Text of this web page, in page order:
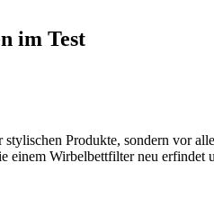
im Test
Produkte, sondern vor
einem Wirbelbettfilter neu